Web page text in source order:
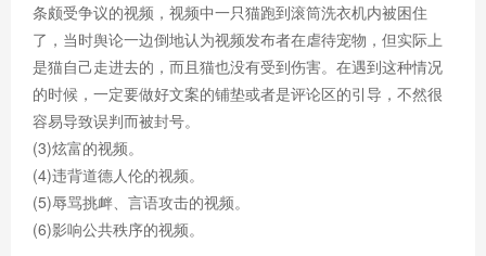
条颇受争议的视频，视频中一只猫跑到滚筒洗衣机内被困住
了，当时舆论一边倒地认为视频发布者在虐待宠物，但实际上
是猫自己走进去的，而且猫也没有受到伤害。在遇到这种情况
的时候，一定要做好文案的铺垫或者是评论区的引导，不然很
容易导致误判而被封号。
(3)炫富的视频。
(4)违背道德人伦的视频。
(5)辱骂挑衅、言语攻击的视频。
(6)影响公共秩序的视频。